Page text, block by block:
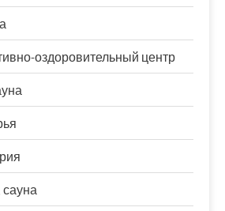
оздоровительный центр